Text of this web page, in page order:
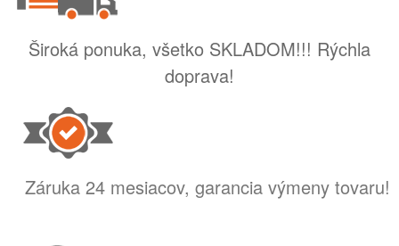
Široká ponuka, všetko SKLADOM!!! Rýchla
doprava!
Záruka 24 mesiacov, garancia výmeny tovaru!